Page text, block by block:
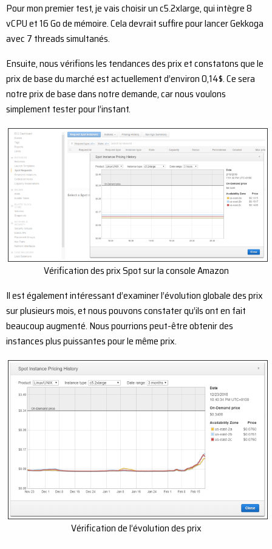
Pour mon premier test, je vais choisir un c5.2xlarge, qui intègre 8
vCPU et 16 Go de mémoire. Cela devrait suffire pour lancer Gekkoga
avec 7 threads simultanés.
Ensuite, nous vérifions les tendances des prix et constatons que le
prix de base du marché est actuellement d’environ 0,14$. Ce sera
notre prix de base dans notre demande, car nous voulons
simplement tester pour l’instant.
Vérification des prix Spot sur la console Amazon
Il est également intéressant d’examiner l’évolution globale des prix
sur plusieurs mois, et nous pouvons constater qu’ils ont en fait
beaucoup augmenté. Nous pourrions peut-être obtenir des
instances plus puissantes pour le même prix.
Vérification de l’évolution des prix